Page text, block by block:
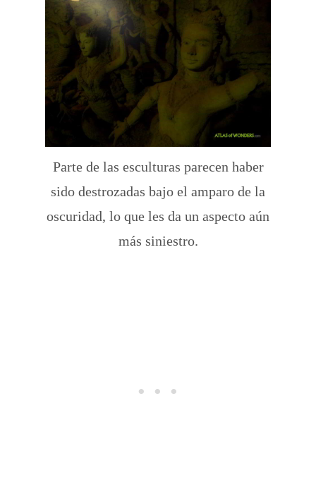
Parte de las esculturas parecen haber
sido destrozadas bajo el amparo de la
oscuridad, lo que les da un aspecto aún
más siniestro.